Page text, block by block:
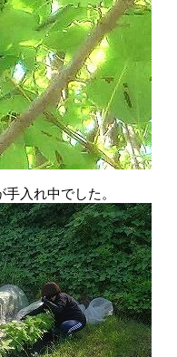
入れ中でした。